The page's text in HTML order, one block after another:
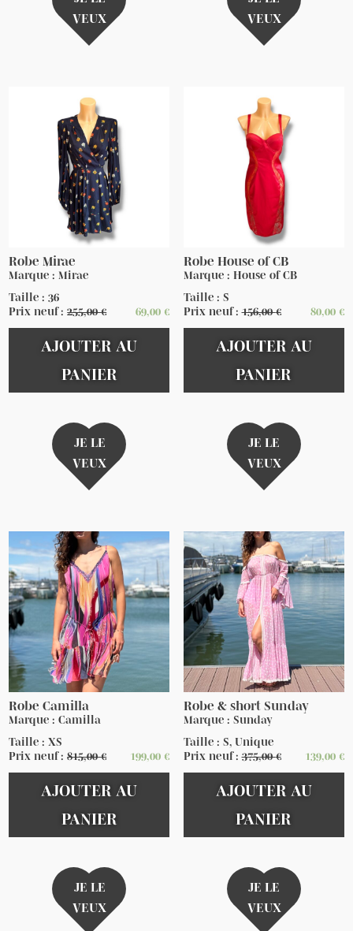
VEUX
VEUX
Robe Mirae
Marque : Mirae
Taille : 36
Prix neuf :255,00€ 69,00 €
AJOUTER AU
PANIER
JE LE
VEUX
Robe House of CB
Marque : House of CB
Taille : S
Prix neuf :156,00€ 80,00 €
AJOUTER AU
PANIER
JE LE
VEUX
Robe Camilla
Marque : Camilla
Taille : XS
Prix neuf :815,00€ 199,00 €
AJOUTER AU
PANIER
JE LE
VEUX
Robe & short Sunday
Marque : Sunday
Taille : S, Unique
Prix neuf :375,00€ 139,00 €
AJOUTER AU
PANIER
JE LE
VEUX